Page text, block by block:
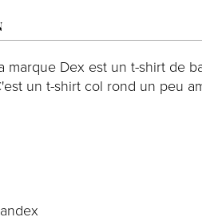
marque Dex est un t-shirt de
un t-shirt col rond un peu